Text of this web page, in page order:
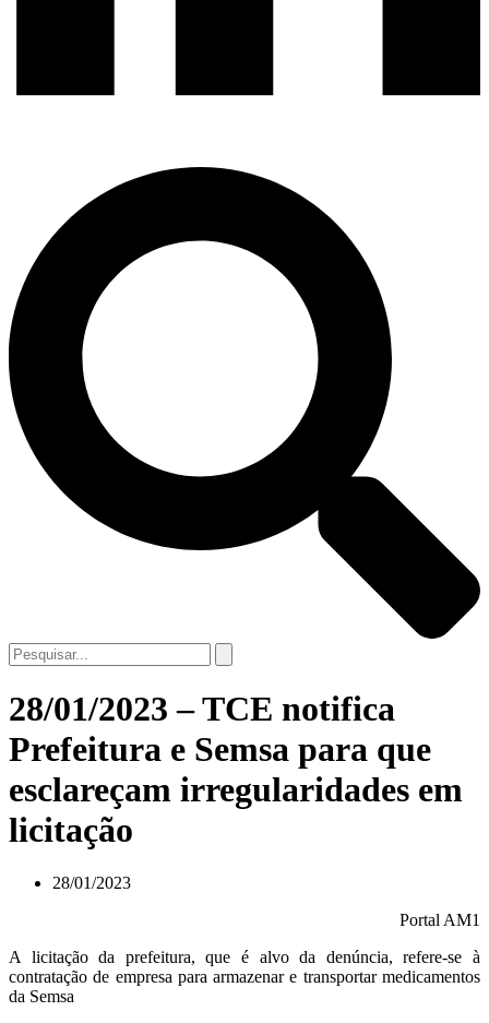
28/01/2023 – TCE notifica
Prefeitura e Semsa para que
esclareçam irregularidades em
licitação
28/01/2023
Portal AM1
A licitação da prefeitura, que é alvo da denúncia, refere-se à
contratação de empresa para armazenar e transportar medicamentos
da Semsa